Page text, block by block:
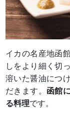
イカの名産地函
しをより細く切
溶いた醤油につ
だきます。 函館
る料理です。